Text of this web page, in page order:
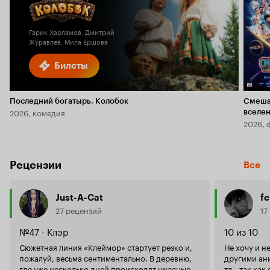
Билеты
Гарик Харламов, Дмитрий
Журавлев, Мила Ершова
Последний богатырь. Колобок
2026, комедия
6.1
2026,
Рецензии Все
Just-A-Cat
27 рецензий
№47 - Клэр
Сюжетная линия «Клеймор» стартует резко и,
пожалуй, весьма сентиментально. В деревню,
10 из 10
Не хочу и
другими